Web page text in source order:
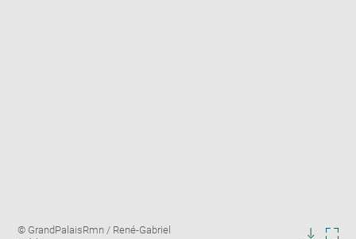
Image
© GrandPalaisRmn / René-Gabriel